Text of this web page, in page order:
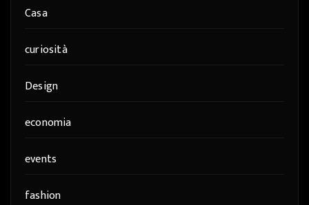
Casa
curiosità
Design
economia
events
fashion